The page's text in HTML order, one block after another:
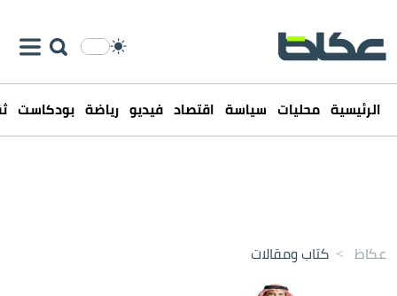
الرئيسية محليات سياسة اقتصاد فيديو رياضة بودكاست
عكاظ > كتاب ومقالات